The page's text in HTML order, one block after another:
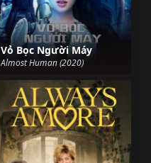
Vỏ Bọc Người Máy
Almost Human (2020)